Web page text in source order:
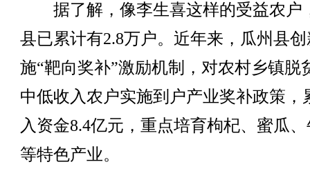
据了解，像李生喜这样的受益农户
县已累计有2.8万户。近年来，瓜州县
施“靶向奖补”激励机制，对农村乡镇脱
中低收入农户实施到户产业奖补政策，
入资金8.4亿元，重点培育枸杞、蜜瓜
等特色产业。